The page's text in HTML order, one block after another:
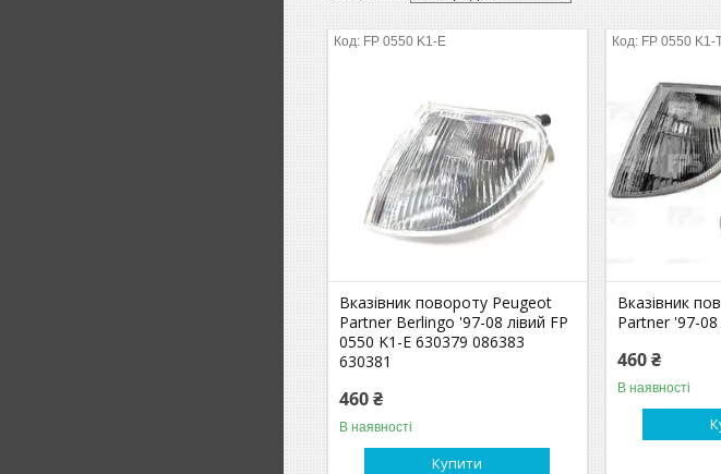
FP 0550 K1-E
Вказівник повороту Peugeot
Partner Berlingo '97-08 лівий FP
0550 K1-E 630379 086383
630381
460 ₴
В наявності
Купити
FP 0550 K1-
Вказівник
Partner '97-08
460 ₴
В наявності